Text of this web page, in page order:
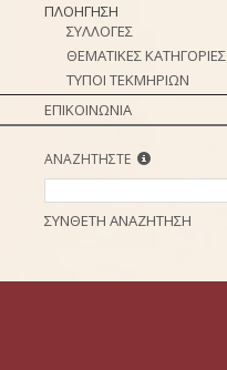
ΠΛΟΗΓΗΣΗ
ΣΥΛΛΟΓΕΣ
ΘΕΜΑΤΙΚΕΣ ΚΑΤΗΓΟΡΙΕΣ
ΤΥΠΟΙ ΤΕΚΜΗΡΙΩΝ
ΕΠΙΚΟΙΝΩΝΙΑ
ΑΝΑΖΗΤΗΣΤΕ
ΣΥΝΘΕΤΗ ΑΝΑΖΗΤΗΣΗ